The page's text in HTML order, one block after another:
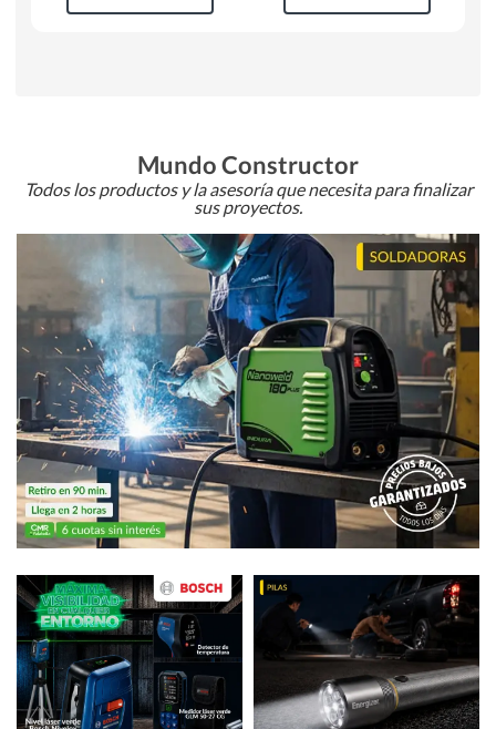
Mundo Constructor
Todos los productos y la asesoría que necesita para finalizar
sus proyectos.